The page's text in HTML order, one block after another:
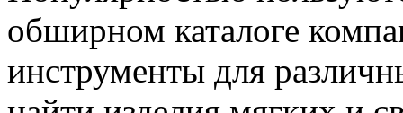
обширном каталоге
инструменты для